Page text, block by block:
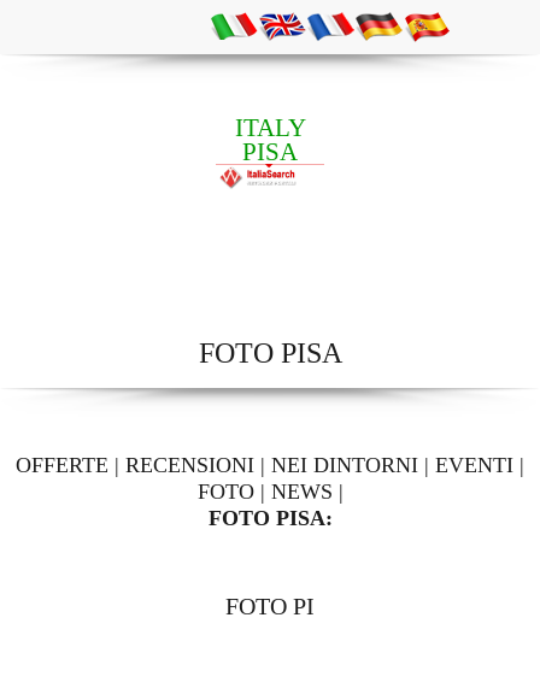
ITALY
PISA
FOTO PISA
OFFERTE | RECENSIONI | NEI DINTORNI | EVENTI |
FOTO| NEWS |
FOTO PISA:
FOTO PI